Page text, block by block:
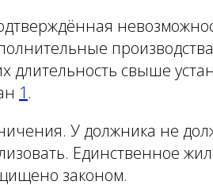
длительность свыше
1 .
У должника не
Единственное
законом.